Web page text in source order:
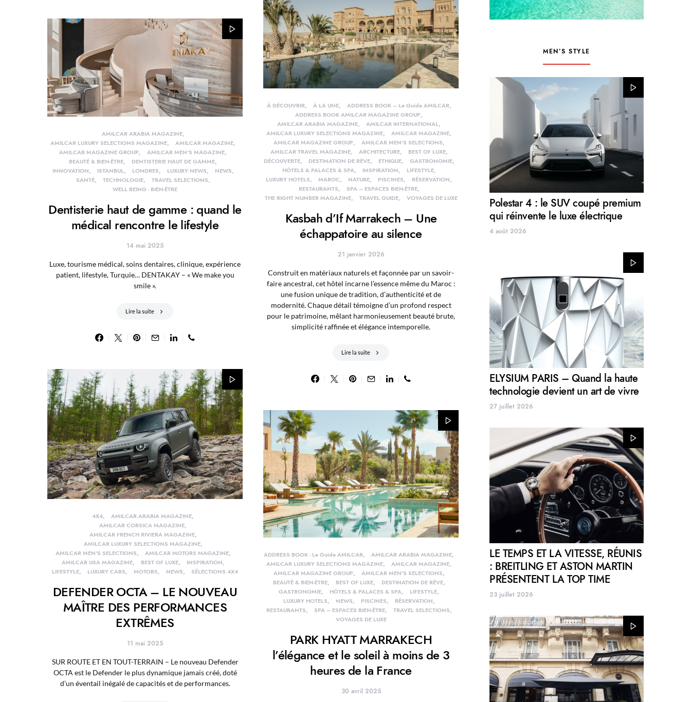
AMILCAR ARABIA MAGAZINE
AMILCAR LUXURY SELECTIONS MAGAZINE
AMILCAR MAGAZINE
AMILCAR MAGAZINE GROUP
AMILCAR MEN'S MAGAZINE
BEAUTÉ & BIEN-ÊTRE
DENTISTERIE HAUT DE GAMME
INNOVATION
ISTANBUL LONDRES LUXURY NEWS
NEWS
SANTÉ
TECHNOLOGIE
TRAVEL SELECTIONS
WELL BEING - BIEN-ÊTRE
Dentisterie haut de gamme : quand le
médical rencontre le lifestyle
14 mai 2025
Luxe, tourisme médical, soins dentaires, clinique, expérience
patient, lifestyle, Turquie… DENTAKAY – « We make you
smile ».
Lire la suite
4X4
AMILCAR ARABIA MAGAZINE
AMILCAR CORSICA MAGAZINE
AMILCAR FRENCH RIVIERA MAGAZINE
AMILCAR LUXURY SELECTIONS MAGAZINE
AMILCAR MEN'S SELECTIONS
AMILCAR MOTORS MAGAZINE
AMILCAR USA MAGAZINE
BEST OF LUXE
INSPIRATION
LIFESTYLE
LUXURY CARS MOTORS NEWS SÉLECTIONS 4X4
DEFENDER OCTA – LE NOUVEAU
MAÎTRE DES PERFORMANCES
EXTRÊMES
11 mai 2025
SUR ROUTE ET EN TOUT-TERRAIN – Le nouveau Defender
OCTA est le Defender le plus dynamique jamais créé, doté
d’un éventail inégalé de capacités et de performances.
À DÉCOUVRIR À LA UNE
ADDRESS BOOK – Le Guide AMILCAR
ADDRESS BOOK AMILCAR MAGAZINE GROUP
AMILCAR ARABIA MAGAZINE
AMILCAR INTERNATIONAL
AMILCAR LUXURY SELECTIONS MAGAZINE
AMILCAR MAGAZINE
AMILCAR MAGAZINE GROUP
AMILCAR MEN'S SELECTIONS
AMILCAR TRAVEL MAGAZINE
ARCHITECTURE
BEST OF LUXE
DÉCOUVERTE
DESTINATION DE RÊVE ETHIQUE
GASTRONOMIE
HÔTELS & PALACES & SPA
INSPIRATION
LIFESTYLE
LUXURY HOTELS
MAROC NATURE PISCINES
RÉSERVATION
RESTAURANTS
SPA – ESPACES BIEN-ÊTRE
THE RIGHT NUMBER MAGAZINE
TRAVEL GUIDE VOYAGES DE LUXE
Kasbah d’If Marrakech – Une
échappatoire au silence
21 janvier 2026
Construit en matériaux naturels et façonnée par un savoir-
faire ancestral, cet hôtel incarne l’essence même du Maroc :
une fusion unique de tradition, d’authenticité et de
modernité. Chaque détail témoigne d’un profond respect
pour le patrimoine, mêlant harmonieusement beauté brute,
simplicité raffinée et élégance intemporelle.
Lire la suite
ADDRESS BOOK - Le Guide AMILCAR
AMILCAR ARABIA MAGAZINE
AMILCAR LUXURY SELECTIONS MAGAZINE
AMILCAR MAGAZINE
AMILCAR MAGAZINE GROUP
AMILCAR MEN'S SELECTIONS
BEAUTÉ & BIEN-ÊTRE
BEST OF LUXE
DESTINATION DE RÊVE
GASTRONOMIE
HÔTELS & PALACES & SPA
LIFESTYLE
LUXURY HOTELS
NEWS PISCINES
RÉSERVATION
RESTAURANTS
SPA – ESPACES BIEN-ÊTRE
TRAVEL SELECTIONS
VOYAGES DE LUXE
PARK HYATT MARRAKECH
l’élégance et le soleil à moins de 3
heures de la France
30 avril 2025
MEN’S STYLE
Polestar 4 : le SUV coupé premium
qui réinvente le luxe électrique
4 août 2026
ELYSIUM PARIS – Quand la haute
technologie devient un art de vivre
27 juillet 2026
LE TEMPS ET LA VITESSE, RÉUNIS
: BREITLING ET ASTON MARTIN
PRÉSENTENT LA TOP TIME
23 juillet 2026